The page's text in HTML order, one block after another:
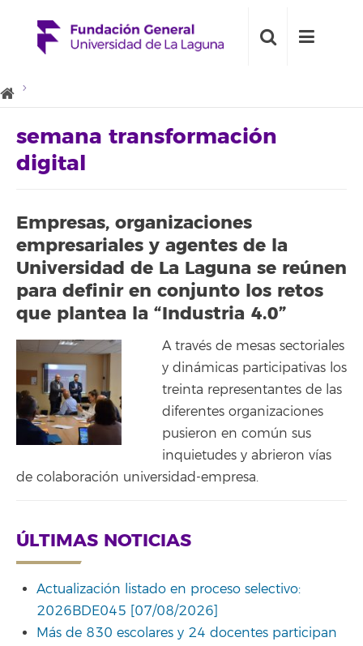
semana transformación
digital
Empresas, organizaciones
empresariales y agentes de la
Universidad de La Laguna se reúnen
para definir en conjunto los retos
que plantea la “Industria 4.0”
A través de mesas sectoriales
y dinámicas participativas los
treinta representantes de las
diferentes organizaciones
pusieron en común sus
inquietudes y abrieron vías
de colaboración universidad-empresa.
ÚLTIMAS NOTICIAS
Actualización listado en proceso selectivo:
2026BDE045 [07/08/2026]
Más de 830 escolares y 24 docentes participan